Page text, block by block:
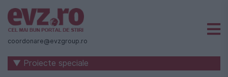
Știri
naționale
internaționale
coordonare@evzgroup.ro
▼ Proiecte speciale